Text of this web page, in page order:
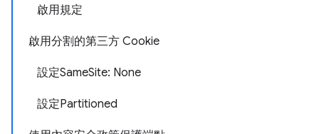
啟用規定
啟用分割的第三方 Cookie
設定SameSite: None
設定Partitioned